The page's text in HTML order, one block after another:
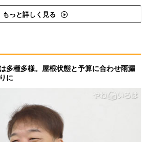
もっと詳しく見る
多種多様。屋根状態と予算に合わせ雨漏
に